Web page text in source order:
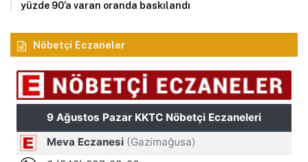
yüzde 90’a varan oranda baskılandı
Nöbetçi Eczaneler